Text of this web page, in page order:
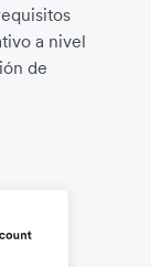
a nivel
de